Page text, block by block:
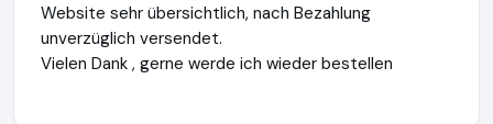
Website sehr übersichtlich, nach Bezahlung
unverzüglich versendet.
Vielen Dank , gerne werde ich wieder bestellen